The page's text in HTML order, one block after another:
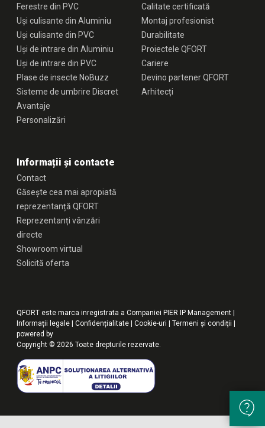
Ferestre din PVC
Uși culisante din Aluminiu
Uși culisante din PVC
Uși de intrare din Aluminiu
Uși de intrare din PVC
Plase de insecte NoBuzz
Sisteme de umbrire Discret
Avantaje
Personalizări
Calitate certificată
Montaj profesionist
Durabilitate
Proiectele QFORT
Cariere
Devino partener QFORT
Arhitecți
Informații și contacte
Contact
Găsește cea mai apropiată
reprezentanță QFORT
Reprezentanți vânzări
directe
Showroom virtual
Solicită oferta
QFORT este marca inregistrata a Companiei PIER IP Management |
Informații legale |Confidențialitate |Cookie-uri |Termeni şi condiţii |
powered by
Copyright © 2026 Toate drepturile rezervate.